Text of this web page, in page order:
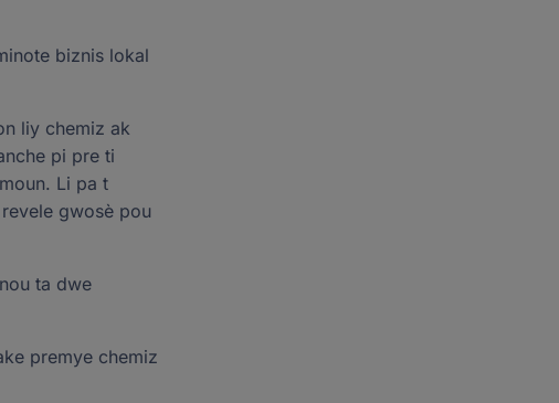
biznis lokal
liy chemiz ak
pi pre ti
Li pa t
gwosè pou
ta dwe
premye chemiz